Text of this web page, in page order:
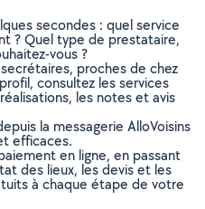
secondes : quel service
? Quel type de prestataire,
vous ?
proches de chez
consultez les services
les notes et avis
la messagerie AlloVoisins
efficaces.
en ligne, en passant
des lieux, les devis et les
à chaque étape de votre